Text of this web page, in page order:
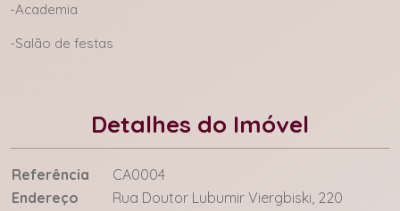
-Academia
-Salão de festas
Detalhes do Imóvel
Referência
CA0004
Endereço
Rua Doutor Lubumir Viergbiski, 220